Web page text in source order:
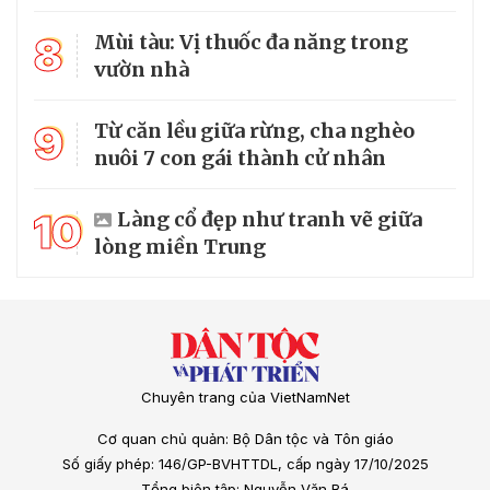
8
Mùi tàu: Vị thuốc đa năng trong
vườn nhà
9
Từ căn lều giữa rừng, cha nghèo
nuôi 7 con gái thành cử nhân
10
Làng cổ đẹp như tranh vẽ giữa
lòng miền Trung
Chuyên trang của VietNamNet
Cơ quan chủ quản: Bộ Dân tộc và Tôn giáo
Số giấy phép: 146/GP-BVHTTDL, cấp ngày 17/10/2025